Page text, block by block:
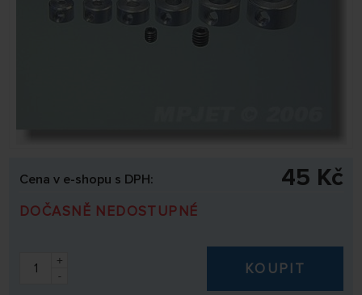
Cena v e-shopu s DPH: 45 Kč
DOČASNĚ NEDOSTUPNÉ
+
-
KOUPIT